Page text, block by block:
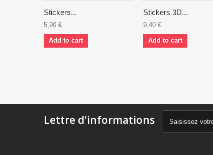
Stickers...
5,90 €
Add to cart
Stickers 3D...
9,40 €
Add to cart
Lettre d'informations